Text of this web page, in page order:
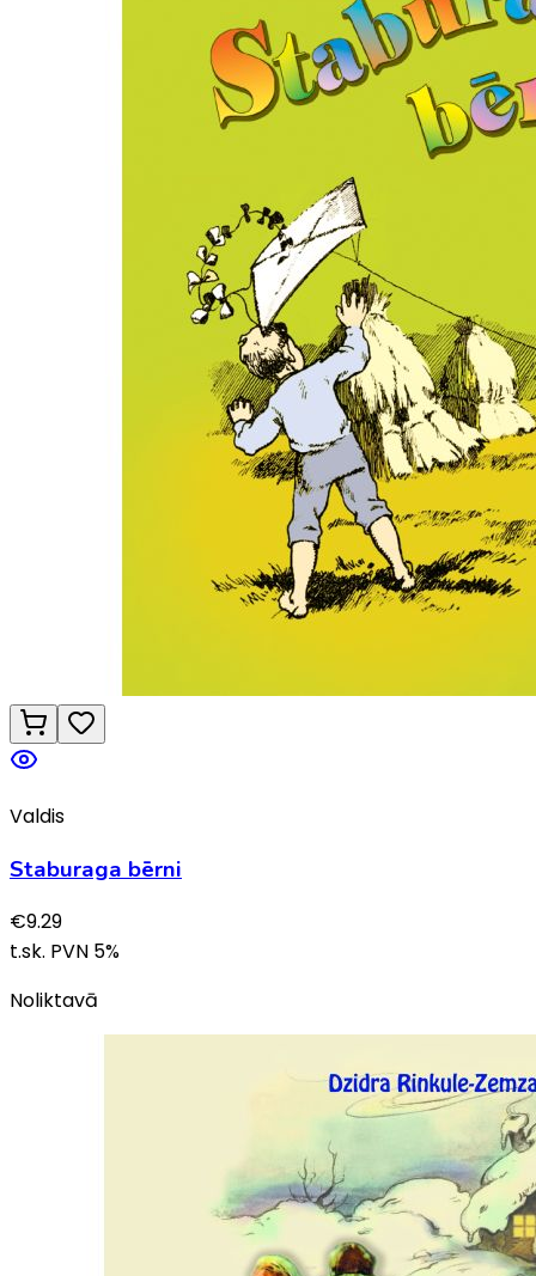
Valdis
Staburaga bērni
€9.29
t.sk. PVN 5%
Noliktavā